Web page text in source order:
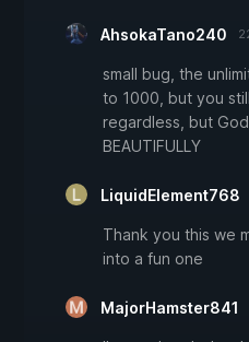
AhsokaTano240
small bug, the
to 1000, but you
regardless, but
BEAUTIFULLY
LiquidElement768
Thank you this we
into a fun one
MajorHamster841